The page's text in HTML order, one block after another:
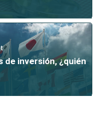
de inversión, ¿quién